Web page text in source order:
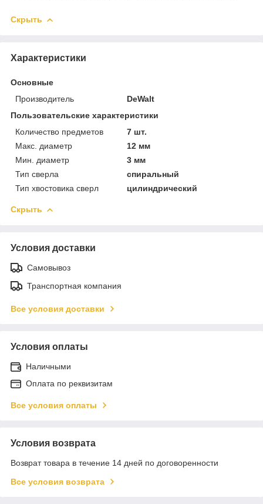
Скрыть
Характеристики
Основные
Производитель
DeWalt
Пользовательские характеристики
Количество предметов
7 шт.
Макс. диаметр
12 мм
Мин. диаметр
3 мм
Тип сверла
спиральный
Тип хвостовика сверл
цилиндрический
Скрыть
Условия доставки
Самовывоз
Транспортная компания
Все условия доставки
Условия оплаты
Наличными
Оплата по реквизитам
Все условия оплаты
Условия возврата
Возврат товара в течение 14 дней по договоренности
Все условия возврата